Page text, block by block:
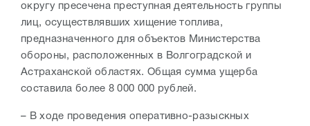
округу пресечена преступная деятельность группы
лиц, осуществлявших хищение топлива,
предназначенного для объектов Министерства
обороны, расположенных в Волгоградской и
Астраханской областях. Общая сумма ущерба
составила более 8 000 000 рублей.
– В ходе проведения оперативно-разыскных